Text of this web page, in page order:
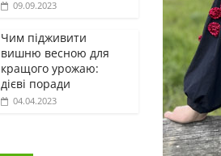
09.09.2023
Чим підживити
вишню весною для
кращого урожаю:
дієві поради
04.04.2023